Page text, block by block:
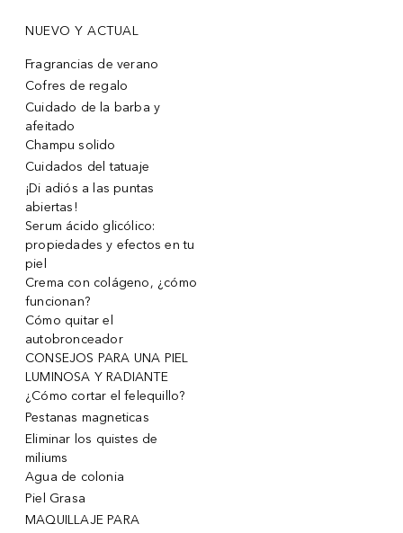
NUEVO Y ACTUAL
Fragrancias de verano
Cofres de regalo
Cuidado de la barba y
afeitado
Champu solido
Cuidados del tatuaje
¡Di adiós a las puntas
abiertas!
Serum ácido glicólico:
propiedades y efectos en tu
piel
Crema con colágeno, ¿cómo
funcionan?
Cómo quitar el
autobronceador
CONSEJOS PARA UNA PIEL
LUMINOSA Y RADIANTE
¿Cómo cortar el felequillo?
Pestanas magneticas
Eliminar los quistes de
miliums
Agua de colonia
Piel Grasa
MAQUILLAJE PARA